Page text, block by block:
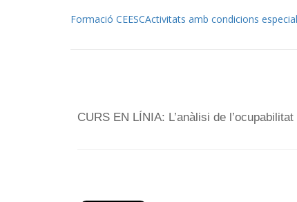
Formació CEESCActivitats amb condicions
CURS EN LÍNIA: L’anàlisi de l’ocupabilitat